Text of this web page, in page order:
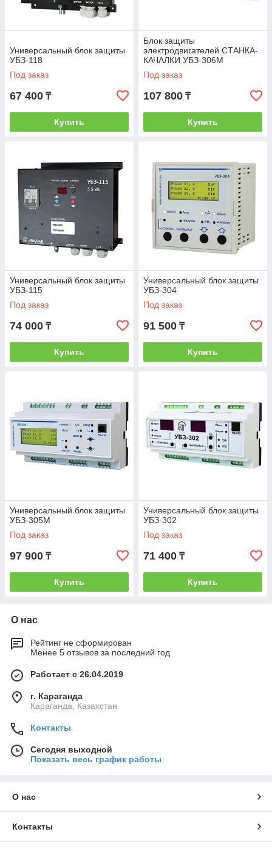
Универсальный блок защиты
УБЗ-118
Под заказ
67 400 ₸
Купить
Блок защиты
электродвигателей СТАНКА-
КАЧАЛКИ УБЗ-306М
Под заказ
107 800 ₸
Купить
Универсальный блок защиты
УБЗ-115
Под заказ
74 000 ₸
Купить
Универсальный блок защиты
УБЗ-304
Под заказ
91 500 ₸
Купить
Универсальный блок защиты
УБЗ-305М
Под заказ
97 900 ₸
Купить
Универсальный блок защиты
УБЗ-302
Под заказ
71 400 ₸
Купить
О нас
Рейтинг не сформирован
Менее 5 отзывов за последний год
Работает с 26.04.2019
г. Караганда
Караганда, Казахстан
Контакты
Сегодня выходной
Показать весь график работы
О нас
Контакты